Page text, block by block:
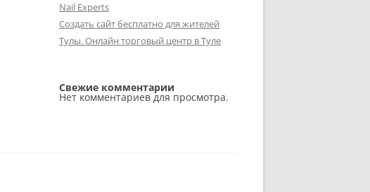
Nail Experts
Создать сайт бесплатно для жителей
Тулы. Онлайн торговый центр в Туле
Свежие комментарии
Нет комментариев для просмотра.